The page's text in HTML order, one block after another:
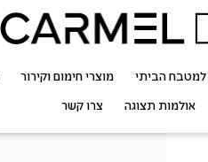
למטבח הביתי מוצרי חימום וקירור
אולמות תצוגה צרו קשר